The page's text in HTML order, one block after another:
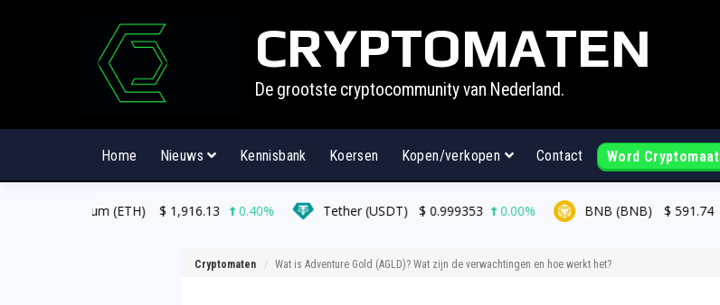
CRYPTOMATEN
De grootste cryptocommunity van Nederland.
Home Nieuws Kennisbank Koersen Kopen/verkopen Contact Word Cryptomaat
$ 1,916.13 0.40% Tether (USDT) $0.999353 0.00% BNB (BNB) $591.74 0.30%
Cryptomaten Wat is Adventure Gold (AGLD)? Wat zijn de verwachtingen en hoe werkt het?